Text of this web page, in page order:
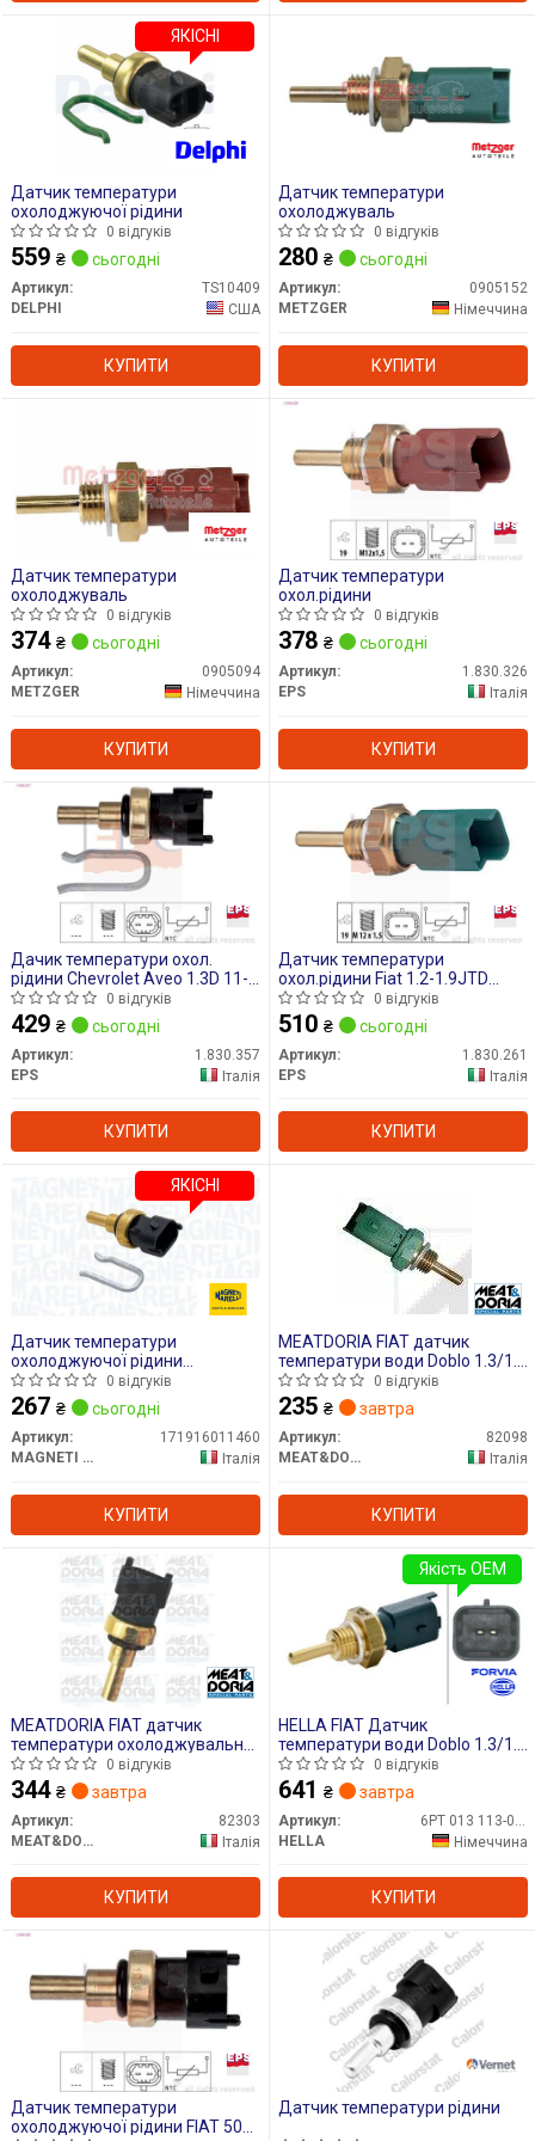
Датчик температури
охолоджуючої рідини
0 відгуків
559 ₴ сьогодні
Артикул:
TS10409
DELPHI
США
КУПИТИ
ЯКІСНІ
Датчик температури
охолоджуваль
0 відгуків
280 ₴ сьогодні
Артикул:
0905152
METZGER
Німеччина
КУПИТИ
Датчик температури
охолоджуваль
0 відгуків
374 ₴ сьогодні
Артикул:
0905094
METZGER
Німеччина
КУПИТИ
Датчик температури
охол.рідини
0 відгуків
378 ₴ сьогодні
Артикул:
1.830.326
EPS
Італія
КУПИТИ
Дачик температури охол.
рідини Chevrolet Aveo 1.3D 11-/
Fiat Doblo/Panda 1.3D Multijet
10-
0 відгуків
429 ₴ сьогодні
Артикул:
1.830.357
EPS
Італія
КУПИТИ
Датчик температури
охол.рідини Fiat 1.2-1.9JTD
99-,Opel 1.3-1.9 CDTI 03-
0 відгуків
510 ₴ сьогодні
Артикул:
1.830.261
EPS
Італія
КУПИТИ
Датчик температури
охолоджуючої рідини
(кількість контактів: 2, чорн)
ALFA ROMEO GIULIETTA, MITO
CHEVROLET AVEO CITROEN
NEMO FIAT 500, 500 C, 500L,
500X, DOBLO, DOBLO CARGO
0 відгуків
267 ₴ сьогодні
Артикул:
171916011460
MAGNETI MARELLI
Італія
КУПИТИ
ЯКІСНІ
MEATDORIA FIAT датчик
температури води Doblo 1.3/1.9
01-,Opel Astra H 1.3/1.9CDTI,
Corsa, Meriva.
0 відгуків
235 ₴ завтра
Артикул:
82098
MEAT&DORIA
Італія
КУПИТИ
MEATDORIA FIAT датчик
температури охолоджувальної
рідини Doblo 1.6d,Chevrolet
Aveo
0 відгуків
344 ₴ завтра
Артикул:
82303
MEAT&DORIA
Італія
КУПИТИ
HELLA FIAT Датчик
температури води Doblo 1.3/1.9
01-,Opel Astra H 1.3/1.9CDTI,
Corsa, Meriva.
0 відгуків
641 ₴ завтра
Артикул:
HELLA
Німеччина
КУПИТИ
Якість OEM
Датчик температури
охолоджуючої рідини FIAT 500
Датчик температури рідини